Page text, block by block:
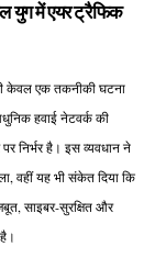
युग में एयर ट्रैफिक
केवल एक तकनीकी घटना
हवाई नेटवर्क की
निर्भर है। इस व्यवधान ने
वहीं यह भी संकेत दिया कि
साइबर-सुरक्षित और